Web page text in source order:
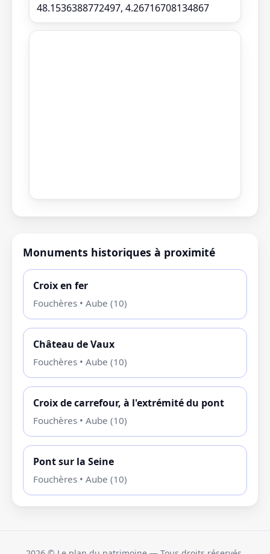
48.1536388772497, 4.26716708134867
Monuments historiques à proximité
Croix en fer
Fouchères • Aube (10)
Château de Vaux
Fouchères • Aube (10)
Croix de carrefour, à l'extrémité du pont
Fouchères • Aube (10)
Pont sur la Seine
Fouchères • Aube (10)